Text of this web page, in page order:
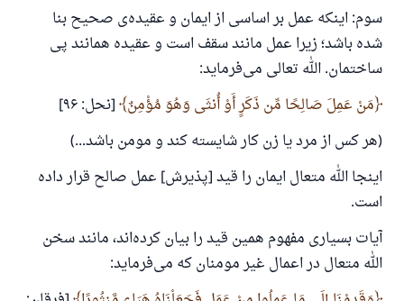
سوم: اینکه عمل بر اساسی از ایمان و عقیده‌ی صحیح بنا
شده باشد؛ زیرا عمل مانند سقف است و عقیده همانند پی
ساختمان. الله تعالی می‌فرماید:
مَنْ عَمِلَ صَالِحًا مِّن ذَكَرٍ أَوْ أُنثَى وَهُوَ مُؤْمِنٌ [نحل: ۹۶]
(هر کس از مرد یا زن کار شایسته کند و مومن باشد...)
اینجا الله متعال ایمان را قید [پذیرش] عمل صالح قرار داده
است.
آیات بسیاری مفهوم همین قید را بیان کرده‌اند، مانند سخن
الله متعال در اعمال غیر مومنان که می‌فرماید:
همکاری